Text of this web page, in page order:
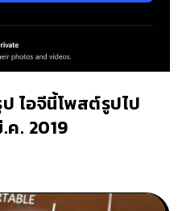
ไอจีนี้โพสต์รูปไป
. 2019